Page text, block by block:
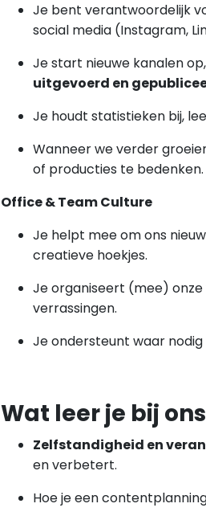
Je bent verantwoordelijk
social media (Instagram,
Je start nieuwe kanalen
uitgevoerd en
Je houdt statistieken bij,
Wanneer we verder
of producties te bedenken.
Office & Team Culture
Je helpt mee om ons
creatieve hoekjes.
Je organiseert (mee) onze
verrassingen.
Je ondersteunt waar
Wat leer je bij
Zelfstandigheid en
en verbetert.
Hoe je een